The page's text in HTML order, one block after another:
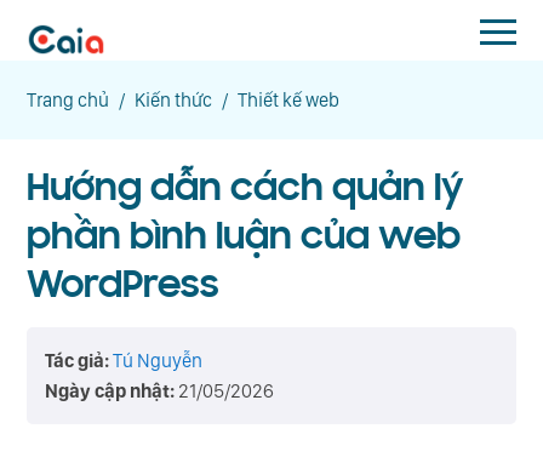
Trang chủ / Kiến thức / Thiết kế web
Hướng dẫn cách quản lý
phần bình luận của web
WordPress
Tác giả:Tú Nguyễn
Ngày cập nhật: 21/05/2026